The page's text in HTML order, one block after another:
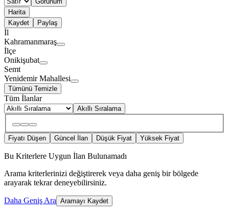
Harita
Kaydet
Paylaş
İl
Kahramanmaraş
İlçe
Onikişubat
Semt
Yenidemir Mahallesi
Tümünü Temizle
Tüm İlanlar
Akıllı Sıralama
Fiyatı Düşen Güncel İlan Düşük Fiyat Yüksek Fiyat
Bu Kriterlere Uygun İlan Bulunamadı
Arama kriterlerinizi değiştirerek veya daha geniş bir bölgede
arayarak tekrar deneyebilirsiniz.
Daha Geniş Ara Aramayı Kaydet